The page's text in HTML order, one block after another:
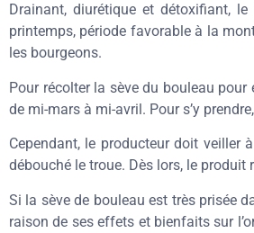
Drainant, diurétique et détoxifiant,
printemps, période favorable à la
les bourgeons.
Pour récolter la sève du bouleau
de mi-mars à mi-avril. Pour s’y
Cependant, le producteur doit veiller
débouché le troue. Dès lors, le
Si la sève de bouleau est très prisée
raison de ses effets et bienfaits sur